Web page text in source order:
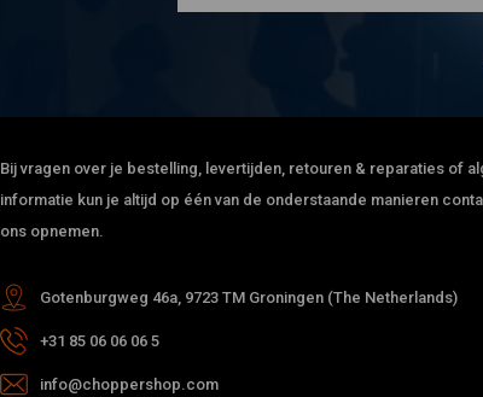
Bij vragen over je bestelling, levertijden, retouren & reparaties of
informatie kun je altijd op één van de onderstaande manieren
ons opnemen.
Gotenburgweg 46a, 9723 TM Groningen (The Netherlands)
+31 85 06 06 06 5
info@choppershop.com